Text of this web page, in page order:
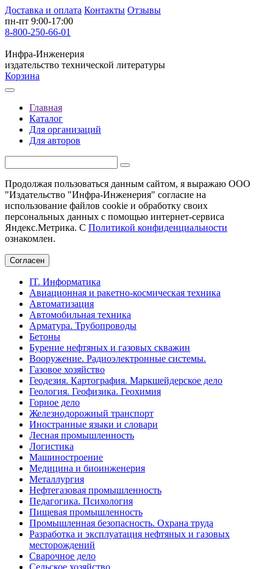
Доставка и оплата Контакты Отзывы
пн-пт 9:00-17:00
8-800-250-66-01
Инфра-Инженерия
издательство технической литературы
Корзина
Главная
Каталог
Для организаций
Для авторов
Продолжая пользоваться данным сайтом, я выражаю ООО
"Издательство "Инфра-Инженерия" согласие на
использование файлов cookie и обработку своих
персональных данных с помощью интернет-сервиса
Яндекс.Метрика. С Политикой конфиденциальности
ознакомлен.
Согласен
IT. Информатика
Авиационная и ракетно-космическая техника
Автоматизация
Автомобильная техника
Арматура. Трубопроводы
Бетоны
Бурение нефтяных и газовых скважин
Вооружение. Радиоэлектронные системы.
Газовое хозяйство
Геодезия. Картография. Маркшейдерское дело
Геология. Геофизика. Геохимия
Горное дело
Железнодорожный транспорт
Иностранные языки и словари
Лесная промышленность
Логистика
Машиностроение
Медицина и биоинженерия
Металлургия
Нефтегазовая промышленность
Педагогика. Психология
Пищевая промышленность
Промышленная безопасность. Охрана труда
Разработка и эксплуатация нефтяных и газовых
месторождений
Сварочное дело
Сельское хозяйство